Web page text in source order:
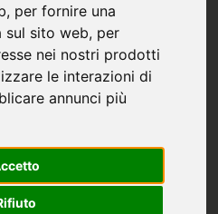
, per fornire una
sul sito web, per
nei nostri prodotti
le interazioni di
annunci più